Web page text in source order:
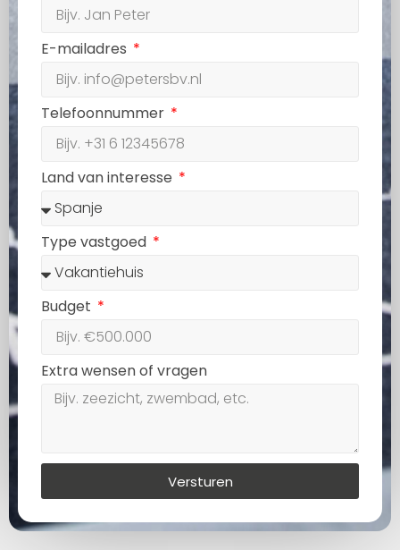
E-mailadres
Telefoonnummer
Land van interesse
Type vastgoed
Budget
Extra wensen of vragen
Versturen